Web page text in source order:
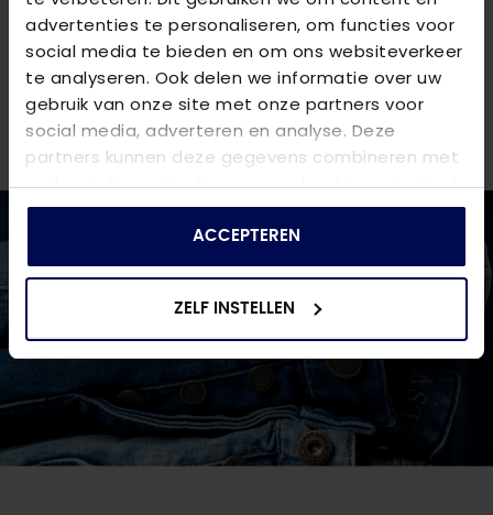
advertenties te personaliseren, om functies voor
social media te bieden en om ons websiteverkeer
te analyseren. Ook delen we informatie over uw
gebruik van onze site met onze partners voor
social media, adverteren en analyse. Deze
partners kunnen deze gegevens combineren met
andere informatie die u aan ze heeft verstrekt of
die ze hebben verzameld op basis van uw gebruik
ACCEPTEREN
ZELF INSTELLEN
VRAGEN OVER DIT PRODUCT?
We helpen je graag verder online of in één van onze 6
winkels. Stel je vraag aan de
klantenservice
een van onze
winkels .